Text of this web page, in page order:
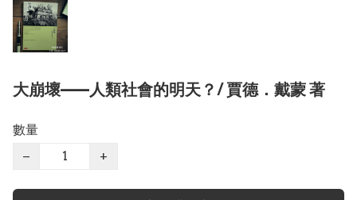
大崩壞——人類社會的明天？/ 賈德．戴蒙 著
數量
−
+